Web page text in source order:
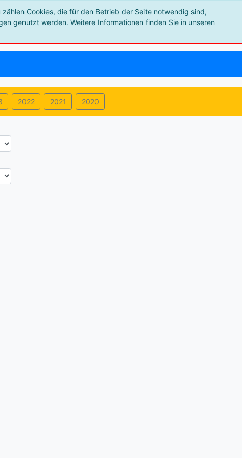
Cookies, die für den Betrieb der Seite notwendig sind,
genutzt werden. Weitere Informationen finden Sie in unseren
2022 2021 2020